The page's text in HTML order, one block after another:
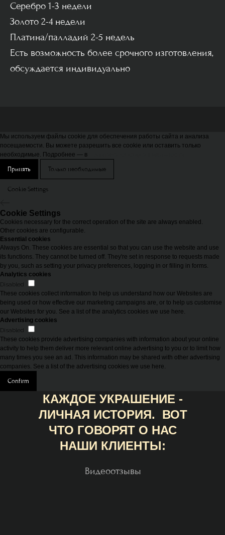
Серебро 1-3 недели
Золото 2-4 недели
Платина/палладий 2-5 недель
Есть возможность более срочного изготовления,
обсуждается индивидуально
Мы используем файлы cookie для обеспечения работы сайта и анализа
посещаемости. Вы можете разрешить все cookie или оставить только
необходимые. Подробнее — в
Принять Только необходимые
Cookie Settings
Cookie Settings
Cookies necessary for the correct operation of the site are always enabled.
Other cookies are configurable.
Essential cookies
Always On. These cookies are essential so that you can use the website and use
its functions. They cannot be turned off. They're set in response to requests made
by you, such as setting your privacy preferences, logging in or filling in forms.
Analytics cookies
Disabled
These cookies collect information to help us understand how our Websites are
being used or how effective our marketing campaigns are, or to help us customise
our Websites for you. See a list of the analytics cookies we use here.
Advertising cookies
Disabled
These cookies provide advertising companies with information about your online
activity to help them deliver more relevant online advertising to you or to limit how
many times you see an ad. This information may be shared with other advertising
companies. See a list of the advertising cookies we use here.
Confirm
КАЖДОЕ УКРАШЕНИЕ -
ЛИЧНАЯ ИСТОРИЯ. ВОТ
ЧТО ГОВОРЯТ О НАС
НАШИ КЛИЕНТЫ:
Видеоотзывы